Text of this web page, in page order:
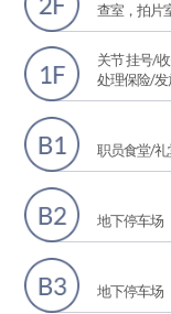
查室，拍片
关节 挂号/
处理保险/
职员食堂/礼
地下停车场
地下停车场